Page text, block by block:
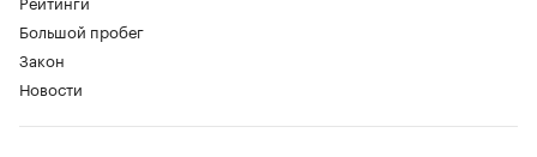
Большой пробег
Закон
Новости